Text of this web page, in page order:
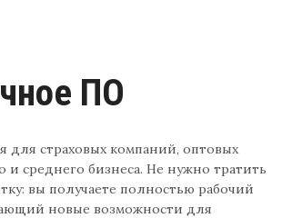
ПО
для страховых компаний, оптовых
и среднего бизнеса. Не нужно тратить
вы получаете полностью рабочий
новые возможности для